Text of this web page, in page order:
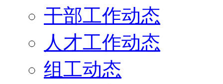
干部工作动态
人才工作动态
组工动态